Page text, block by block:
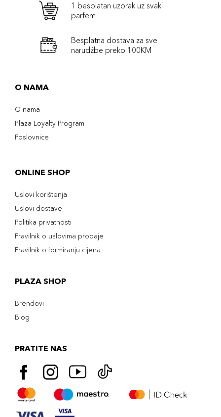
1 besplatan uzorak uz svaki
parfem
Besplatna dostava za sve
narudźbe preko 100KM
O NAMA
O nama
Plaza Loyalty Program
Poslovnice
ONLINE SHOP
Uslovi korištenja
Uslovi dostave
Politika privatnosti
Pravilnik o uslovima prodaje
Pravilnik o formiranju cijena
PLAZA SHOP
Brendovi
Blog
PRATITE NAS